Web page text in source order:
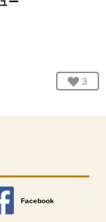
お気
3
Facebook
別のウィンドウで開きます